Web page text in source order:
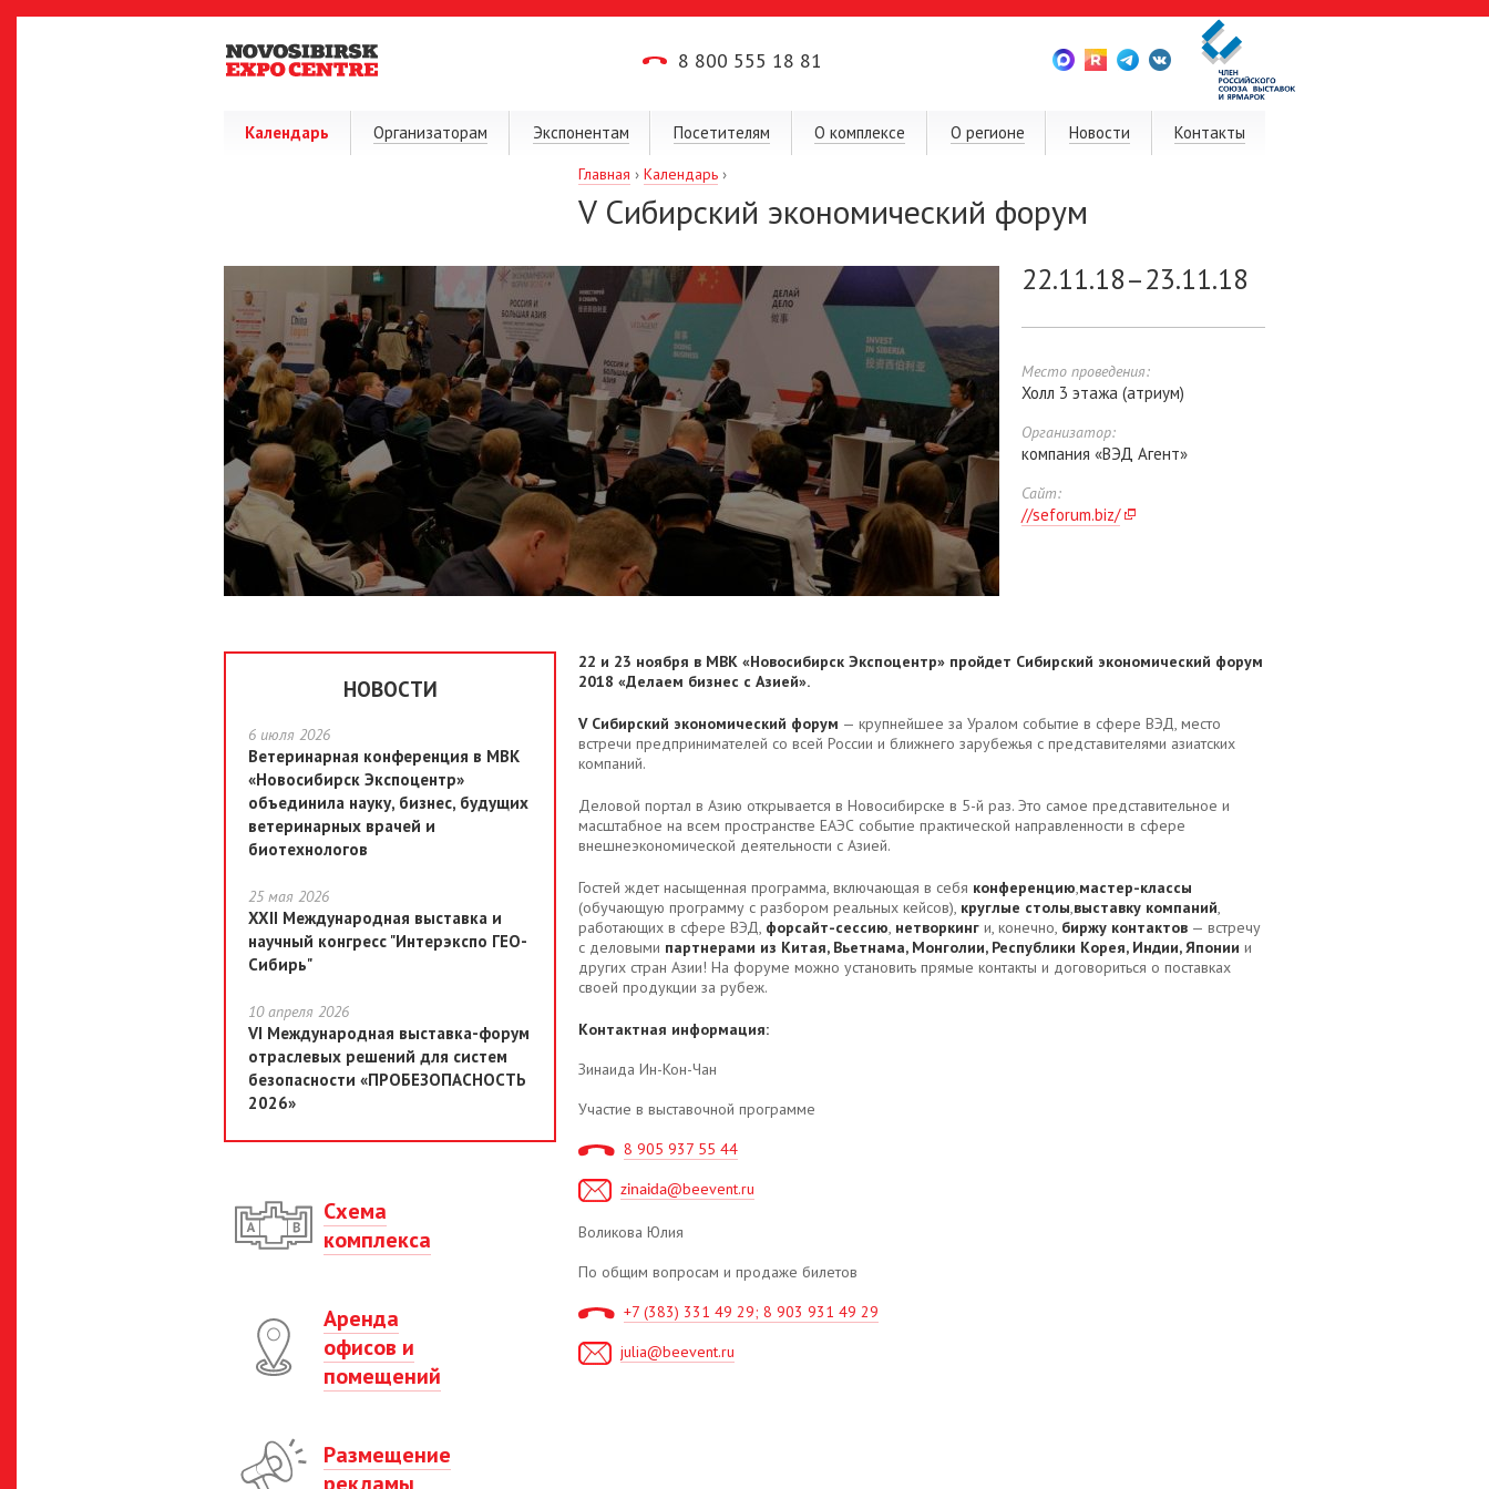
8 800 555 18 81
Календарь Организаторам Экспонентам Посетителям О комплексе О регионе Новости Контакты
Главная › Календарь ›
V Сибирский экономический форум
22.11.18–23.11.18
Место проведения:
Холл 3 этажа (атриум)
Организатор:
компания «ВЭД Агент»
Сайт:
//seforum.biz/
22 и 23 ноября в МВК «Новосибирск Экспоцентр» пройдет Сибирский экономический форум
2018 «Делаем бизнес с Азией».
V Сибирский экономический форум — крупнейшее за Уралом событие в сфере ВЭД, место
встречи предпринимателей со всей России и ближнего зарубежья с представителями азиатских
компаний.
Деловой портал в Азию открывается в Новосибирске в 5-й раз. Это самое представительное и
масштабное на всем пространстве ЕАЭС событие практической направленности в сфере
внешнеэкономической деятельности с Азией.
Гостей ждет насыщенная программа, включающая в себя конференцию,мастер-классы
(обучающую программу с разбором реальных кейсов), круглые столы,выставку компаний,
работающих в сфере ВЭД, форсайт-сессию, нетворкинг и, конечно, биржу контактов — встречу
с деловыми партнерами из Китая, Вьетнама, Монголии, Республики Корея, Индии, Японии и
других стран Азии! На форуме можно установить прямые контакты и договориться о поставках
своей продукции за рубеж.
Контактная информация:
Зинаида Ин-Кон-Чан
Участие в выставочной программе
8 905 937 55 44
zinaida@beevent.ru
Воликова Юлия
По общим вопросам и продаже билетов
+7 (383) 331 49 29; 8 903 931 49 29
julia@beevent.ru
НОВОСТИ
6 июля 2026
Ветеринарная конференция в МВК
«Новосибирск Экспоцентр»
объединила науку, бизнес, будущих
ветеринарных врачей и
биотехнологов
25 мая 2026
XXII Международная выставка и
научный конгресс "Интерэкспо ГЕО-
Сибирь"
10 апреля 2026
VI Международная выставка-форум
отраслевых решений для систем
безопасности «ПРОБЕЗОПАСНОСТЬ
2026»
Схема
комплекса
Аренда
офисов и
помещений
Размещение